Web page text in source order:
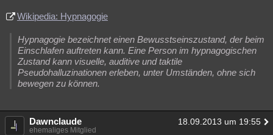
Wikipedia: Hypnagogie
Hypnagogie bezeichnet einen Bewusstseinszustand, der beim
Einschlafen auftreten kann. Eine Person im hypnagogischen
Zustand kann visuelle, auditive und taktile
Pseudohalluzinationen erleben, unter Umständen, ohne sich
bewegen zu können.
Dawnclaude 18.09.2013 um 19:55
ehemaliges Mitglied